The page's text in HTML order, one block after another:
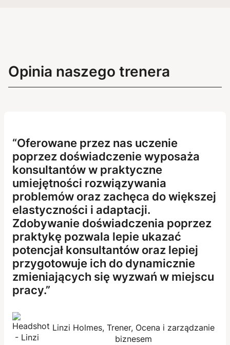
Opinia naszego trenera
Oferowane przez nas uczenie
poprzez doświadczenie wyposaża
konsultantów w praktyczne
umiejętności rozwiązywania
problemów oraz zachęca do większej
elastyczności i adaptacji.
Zdobywanie doświadczenia poprzez
praktykę pozwala lepie ukazać
potencjał konsultantów oraz lepiej
przygotowuje ich do dynamicznie
zmieniających się wyzwań w miejscu
pracy.
Linzi Holmes, Trener, Ocena i zarządzanie
biznesem